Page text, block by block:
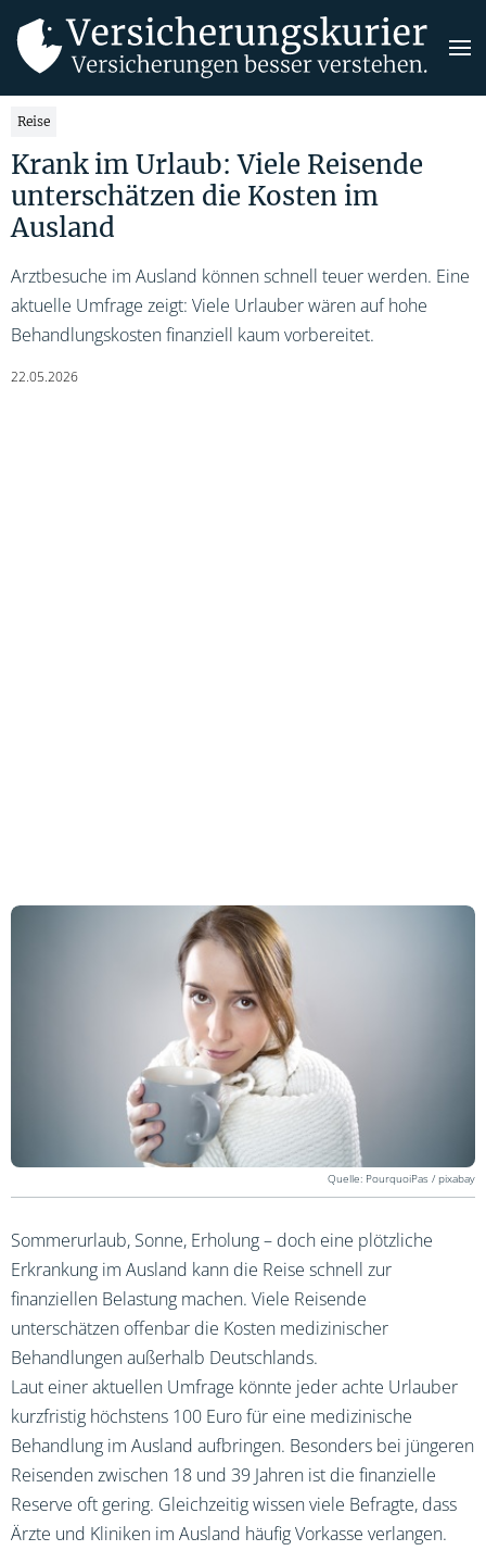
Reise
Krank im Urlaub: Viele Reisende
unterschätzen die Kosten im
Ausland
Arztbesuche im Ausland können schnell teuer werden. Eine
aktuelle Umfrage zeigt: Viele Urlauber wären auf hohe
Behandlungskosten finanziell kaum vorbereitet.
22.05.2026
PourquoiPas / pixabay
Sommerurlaub, Sonne, Erholung – doch eine plötzliche
Erkrankung im Ausland kann die Reise schnell zur
finanziellen Belastung machen. Viele Reisende
unterschätzen offenbar die Kosten medizinischer
Behandlungen außerhalb Deutschlands.
Laut einer aktuellen Umfrage könnte jeder achte Urlauber
kurzfristig höchstens 100 Euro für eine medizinische
Behandlung im Ausland aufbringen. Besonders bei jüngeren
Reisenden zwischen 18 und 39 Jahren ist die finanzielle
Reserve oft gering. Gleichzeitig wissen viele Befragte, dass
Ärzte und Kliniken im Ausland häufig Vorkasse verlangen.